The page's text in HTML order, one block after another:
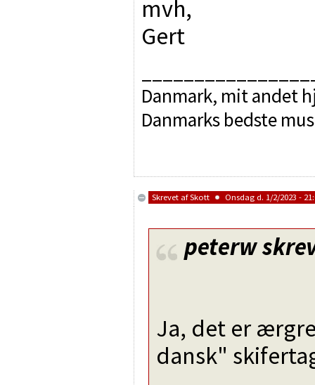
mvh,
Gert
Danmark, mit andet
Danmarks bedste
Skrevet afSkott Onsdag d. 1/2/2023 -
peterw
Ja, det er
dansk"